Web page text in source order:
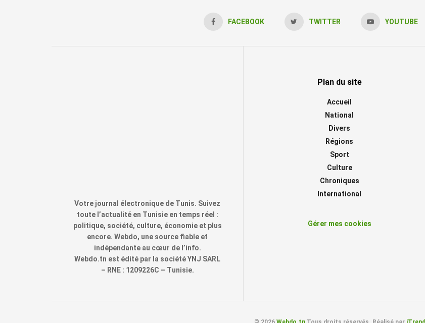
FACEBOOK TWITTER YOUTUBE
Votre journal électronique de Tunis. Suivez
toute l’actualité en Tunisie en temps réel :
politique, société, culture, économie et plus
encore. Webdo, une source fiable et
indépendante au cœur de l’info.
Webdo.tn est édité par la société YNJ SARL
– RNE : 1209226C – Tunisie.
Plan du site
Accueil
National
Divers
Régions
Sport
Culture
Chroniques
International
Gérer mes cookies